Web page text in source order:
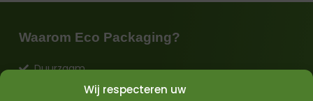
Wij respecteren uw
Waarom Eco Packaging?
Duurzaam
Levering binnen1-2 werkdagen